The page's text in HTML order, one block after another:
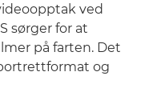
ved
sørger for at
på farten. Det
og